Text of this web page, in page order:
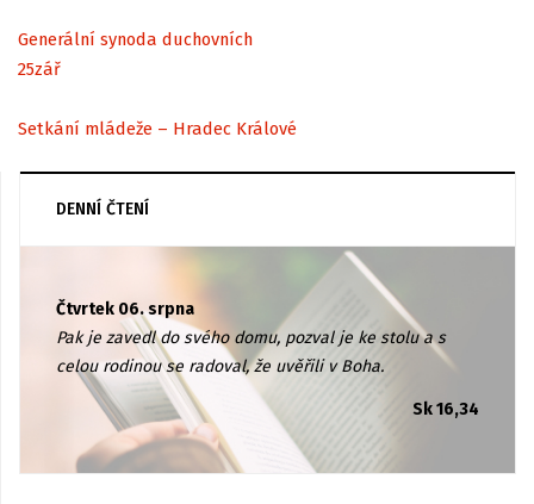
Generální synoda duchovních
25zář
Setkání mládeže – Hradec Králové
DENNÍ ČTENÍ
Čtvrtek 06. srpna
Pak je zavedl do svého domu, pozval je ke stolu a s
celou rodinou se radoval, že uvěřili v Boha.
Sk 16,34